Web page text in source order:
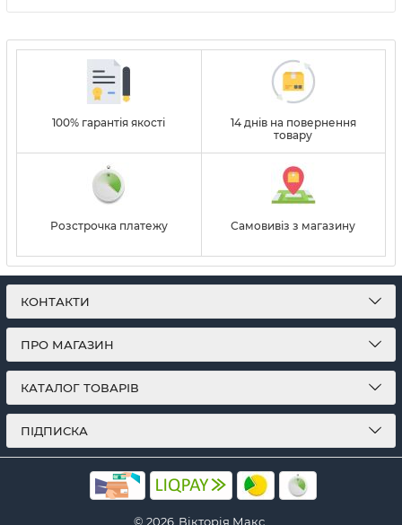
100% гарантія якості
14 днів на повернення
товару
Розстрочка платежу Самовивіз з магазину
КОНТАКТИ
ПРО МАГАЗИН
КАТАЛОГ ТОВАРІВ
ПІДПИСКА
© 2026 Вікторія Макс